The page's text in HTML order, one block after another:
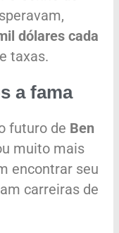
dólares cada
taxas.
a fama
futuro de Ben
muito mais
encontrar seu
carreiras de